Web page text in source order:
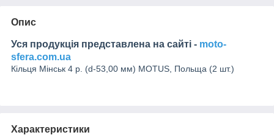
Опис
Уся продукція представлена на сайті - moto-
sfera.com.ua
Кільця Мінськ 4 р. (d-53,00 мм) MOTUS, Польща (2 шт.)
Характеристики